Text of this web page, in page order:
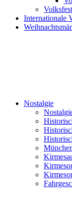
Internationale
Nostalgie